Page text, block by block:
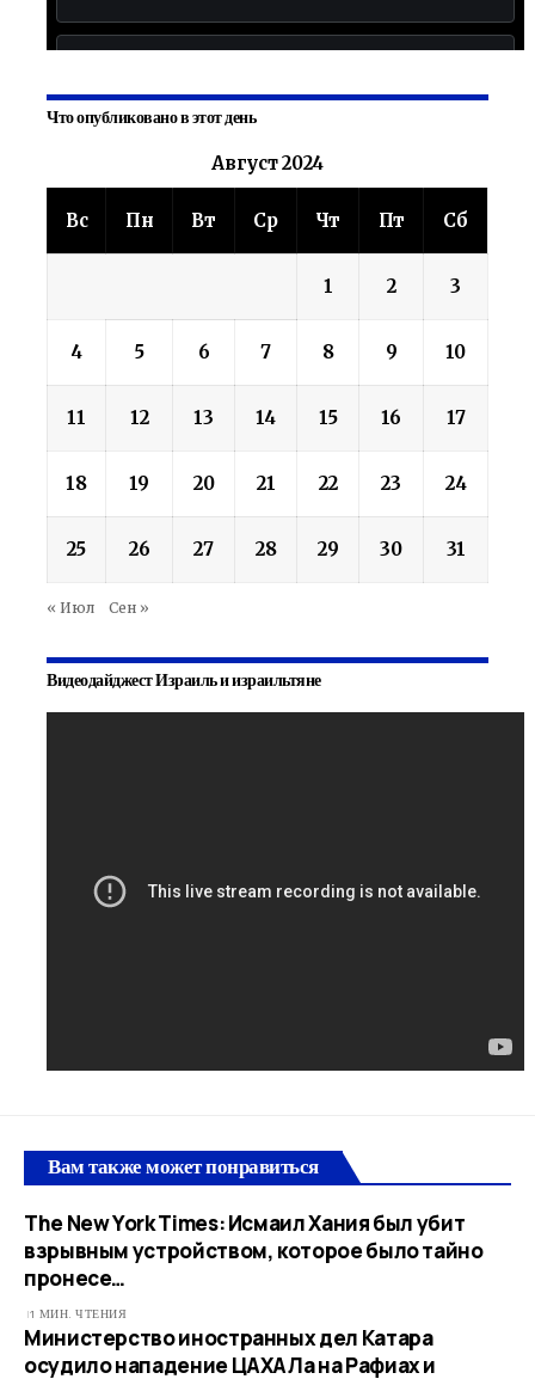
Что опубликовано в этот день
Август 2024
Вс Пн Вт Ср Чт Пт Сб
1 2 3
4 5 6 7 8 9 10
11 12 13 14 15 16 17
18 19 20 21 22 23 24
25 26 27 28 29 30 31
« Июл Сен »
Видеодайджест Израиль и израильтяне
Вам также может понравиться
The New York Times: Исмаил Хания был убит
взрывным устройством, которое было тайно
пронесе…
1 МИН. ЧТЕНИЯ
Министерство иностранных дел Катара
осудило нападение ЦАХАЛа на Рафиах и